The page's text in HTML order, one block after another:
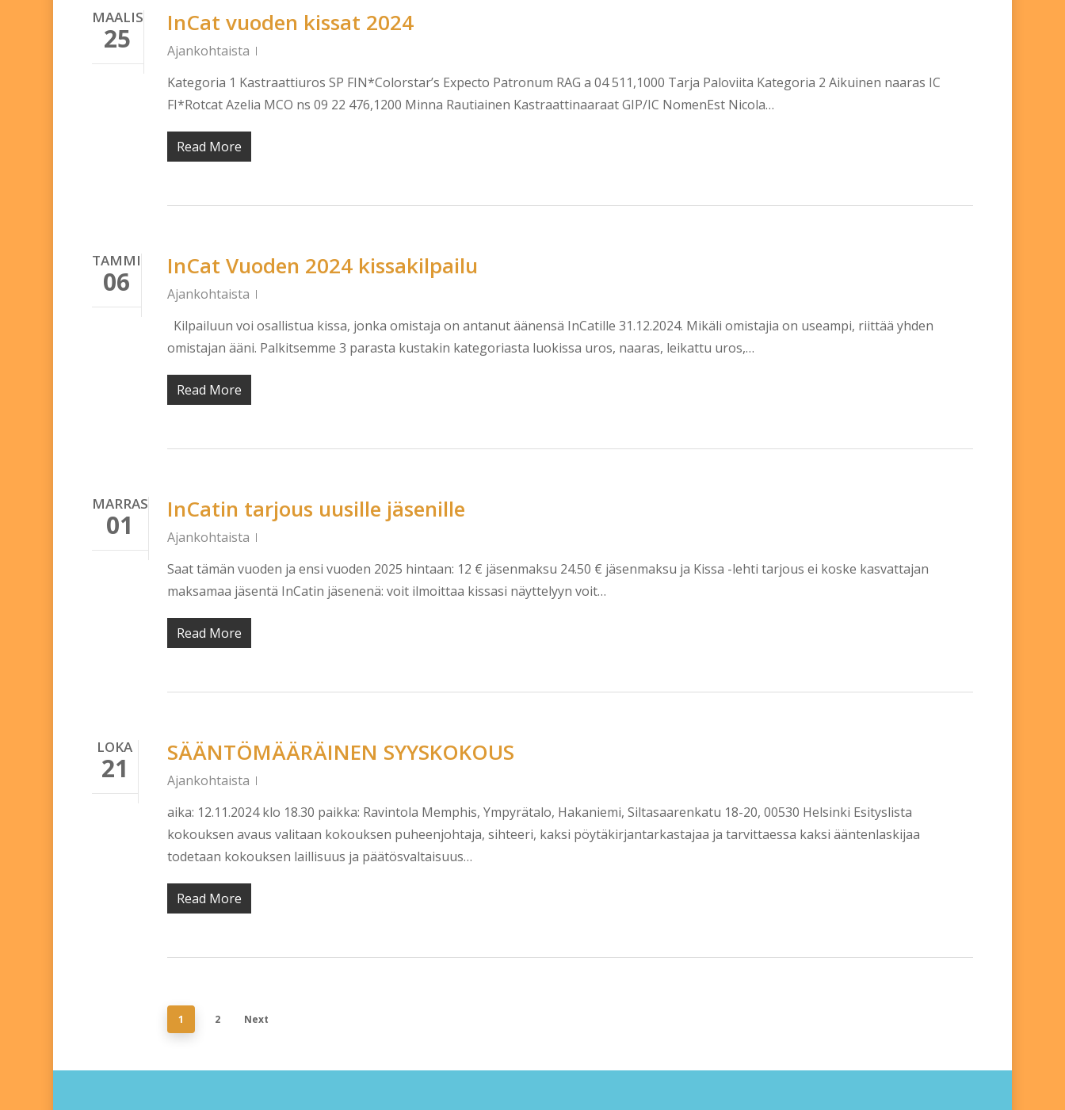
MAALIS
25 InCat vuoden kissat 2024
Ajankohtaista
Kategoria 1 Kastraattiuros SP FIN*Colorstar’s Expecto Patronum RAG a 04 511,1000 Tarja Paloviita Kategoria 2 Aikuinen naaras IC
FI*Rotcat Azelia MCO ns 09 22 476,1200 Minna Rautiainen Kastraattinaaraat GIP/IC NomenEst Nicola…
Read More
TAMMI
06 InCat Vuoden 2024 kissakilpailu
Ajankohtaista
Kilpailuun voi osallistua kissa, jonka omistaja on antanut äänensä InCatille 31.12.2024. Mikäli omistajia on useampi, riittää yhden
omistajan ääni. Palkitsemme 3 parasta kustakin kategoriasta luokissa uros, naaras, leikattu uros,…
Read More
MARRAS
01 InCatin tarjous uusille jäsenille
Ajankohtaista
Saat tämän vuoden ja ensi vuoden 2025 hintaan: 12 € jäsenmaksu 24.50 € jäsenmaksu ja Kissa -lehti tarjous ei koske kasvattajan
maksamaa jäsentä InCatin jäsenenä: voit ilmoittaa kissasi näyttelyyn voit…
Read More
LOKA
21 SÄÄNTÖMÄÄRÄINEN SYYSKOKOUS
Ajankohtaista
aika: 12.11.2024 klo 18.30 paikka: Ravintola Memphis, Ympyrätalo, Hakaniemi, Siltasaarenkatu 18-20, 00530 Helsinki Esityslista
kokouksen avaus valitaan kokouksen puheenjohtaja, sihteeri, kaksi pöytäkirjantarkastajaa ja tarvittaessa kaksi ääntenlaskijaa
todetaan kokouksen laillisuus ja päätösvaltaisuus…
Read More
1 2 Next